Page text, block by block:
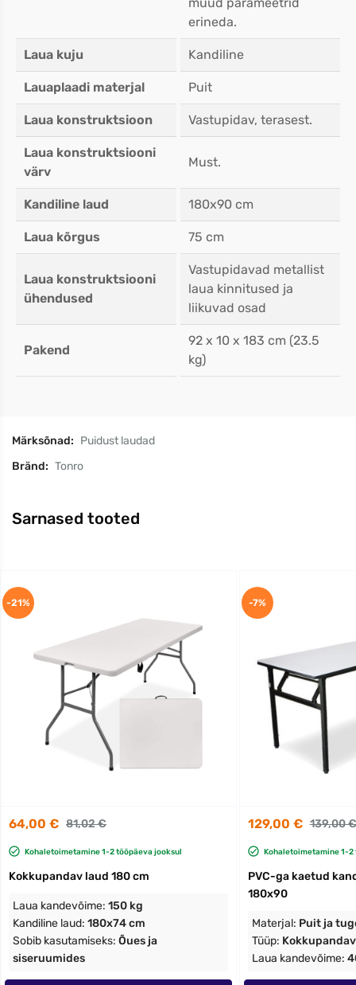
erineda.
Laua kuju Kandiline
Lauaplaadi materjal Puit
Laua konstruktsioon Vastupidav, terasest.
Laua konstruktsiooni
värv
Must.
Kandiline laud 180x90 cm
Laua kõrgus 75 cm
Laua konstruktsiooni
ühendused
Vastupidavad metallist
laua kinnitused ja
liikuvad osad
Pakend
92 x 10 x 183 cm (23.5
kg)
Märksõnad: Puidust laudad
Bränd: Tonro
Sarnased tooted
64,00 € 81,02 €
Kohaletoimetamine 1-2 tööpäeva jooksul
Kokkupandav laud 180 cm
Laua kandevõime: 150 kg
Kandiline laud: 180x74 cm
Sobib kasutamiseks: Õues ja
siseruumides
-21%
129,00 € 139,00 €
Kohaletoimetamine 1-
PVC-ga kaetud
180x90
Materjal: Puit ja
Tüüp:
Laua kandevõime:
-7%